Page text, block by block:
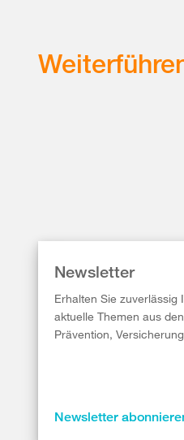
Newsletter
Erhalten Sie zuverlässig
aktuelle Themen aus
Prävention,
Newsletter